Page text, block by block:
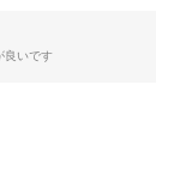
良いです